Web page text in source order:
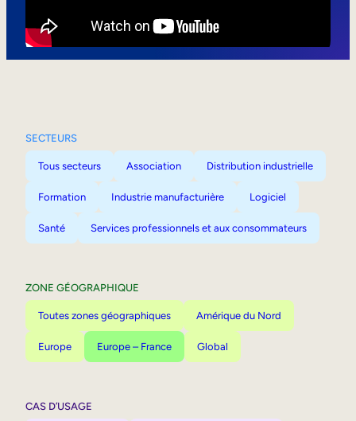
SECTEURS
Tous secteurs Association Distribution industrielle
Formation Industrie manufacturière Logiciel
Santé Services professionnels et aux consommateurs
ZONE GÉOGRAPHIQUE
Toutes zones géographiques Amérique du Nord
Europe Europe – France Global
CAS D’USAGE